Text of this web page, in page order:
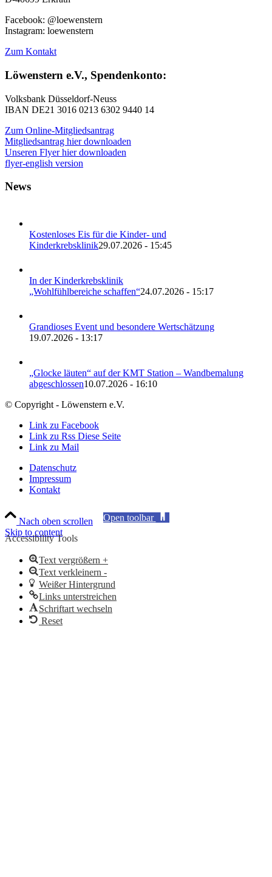
Facebook: @loewenstern
Instagram: loewenstern
Zum Kontakt
Löwenstern e.V., Spendenkonto:
Volksbank Düsseldorf-Neuss
IBAN DE21 3016 0213 6302 9440 14
Zum Online-Mitgliedsantrag
Mitgliedsantrag hier downloaden
Unseren Flyer hier downloaden
flyer-english version
News
Kostenloses Eis für die Kinder- und
Kinderkrebsklinik29.07.2026 - 15:45
In der Kinderkrebsklinik
„Wohlfühlbereiche schaffen“24.07.2026 - 15:17
Grandioses Event und besondere Wertschätzung
19.07.2026 - 13:17
„Glocke läuten“ auf der KMT Station – Wandbemalung
abgeschlossen10.07.2026 - 16:10
© Copyright - Löwenstern e.V.
Link zu Facebook
Link zu Rss Diese Seite
Link zu Mail
Datenschutz
Impressum
Kontakt
Nach oben scrollen
Skip to content
Open toolbar
Accessibility Tools
Text vergrößern +
Text verkleinern -
Weißer Hintergrund
Links unterstreichen
Schriftart wechseln
Reset